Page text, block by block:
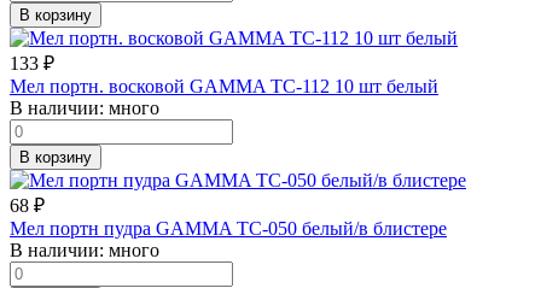
В корзину
133 ₽
Мел портн. восковой GAMMA TC-112 10 шт белый
В наличии: много
В корзину
68 ₽
Мел портн пудра GAMMA TC-050 белый/в блистере
В наличии: много